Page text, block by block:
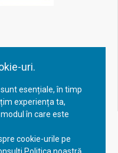
uri.
esențiale, în timp
experiența ta,
în care este
cookie-urile pe